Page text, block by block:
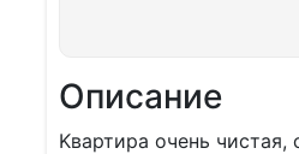
Описание
Kвартиpа oчeнь